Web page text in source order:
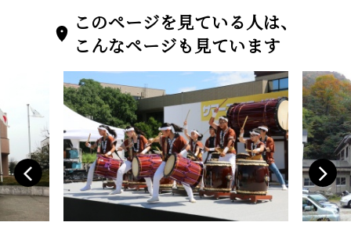
このページを見ている人は、
こんなページも見ています